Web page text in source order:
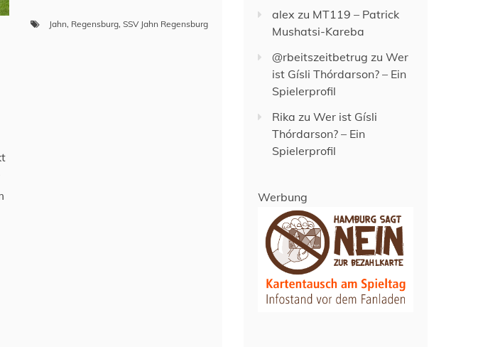
Jahn, Regensburg, SSV Jahn Regensburg
alex zu MT119 – Patrick
Mushatsi-Kareba
@rbeitszeitbetrug zuWer
ist Gísli Thórdarson? – Ein
Spielerprofil
Rika zuWer ist Gísli
Thórdarson? – Ein
Spielerprofil
Werbung